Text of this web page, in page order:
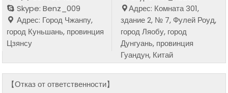
Skype: Benz_009
Адрес: Город Чжанпу,
город Куньшань, провинция
Цзянсу
Адрес: Комната 301,
здание 2, № 7, Фулей Роуд,
город Ляобу, город
Дунгуань, провинция
Гуандун, Китай
【Отказ от ответственности】